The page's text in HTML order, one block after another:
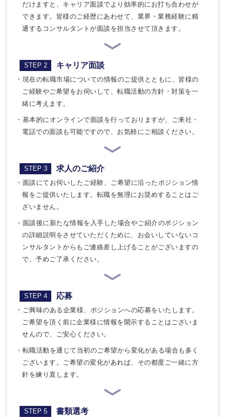
だけますと、キャリア面談でより効率的にお打ち合わせが
できます。皆様のご経歴にあわせて、業界・業務経験に精
通するコンサルタントが面談を担当させて頂きます。
STEP 2 キャリア面談
・現在の転職市場についての情報のご提供とともに、皆様の
ご経験やご希望をお伺いして、転職活動の方針・対策を一
緒に考えます。
・基本的にオンラインで面談を行っておりますが、ご来社・
電話での面談も可能ですので、お気軽にご相談ください。
STEP 3 求人のご紹介
・面談にてお伺いしたご経験、ご希望に沿ったポジション情
報をご提供いたします。転職を無理にお奨めすることはご
ざいません。
・面談後に新たな情報を入手した場合やご紹介のポジション
の詳細説明をさせていただくために、お会いしていないコ
ンサルタントからもご連絡差し上げることがございますの
で、予めご了承ください。
STEP 4 応募
・ご興味のある企業様、ポジションへの応募をいたします。
ご希望を頂く前に企業様に情報を開示することはございま
せんので、ご安心ください。
・転職活動を通じて当初のご希望から変化がある場合も多く
ございます。ご希望の変化があれば、その都度ご一緒に方
針を練り直します。
STEP 5 書類選考